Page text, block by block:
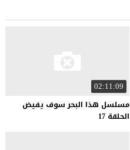
02:11:09
مسلسل هذا البحر سوف يفيض
الحلقة 17